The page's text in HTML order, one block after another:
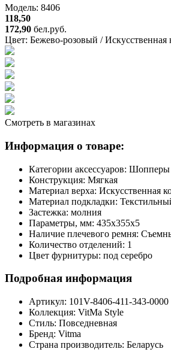
Модель: 8406
118,50
172,90 бел.руб.
Цвет: Бежево-розовый / Искусственная
Смотреть в магазинах
Информация о товаре:
Категории аксессуаров: Шопперы
Конструкция: Мягкая
Материал верха: Искусственная
Материал подкладки:
Застежка: молния
Параметры, мм: 435х355х5
Наличие плечевого ремня:
Количество отделений: 1
Цвет фурнитуры: под серебро
Подробная информация
Артикул: 101V-8406-411-343-0000
Коллекция: VitMa Style
Стиль: Повседневная
Бренд: Vitma
Страна производитель: Беларусь